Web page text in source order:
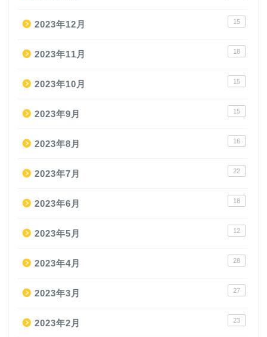
2023年12月 15
2023年11月 18
2023年10月 15
2023年9月 15
2023年8月 16
2023年7月 22
2023年6月 18
2023年5月 12
2023年4月 28
2023年3月 27
2023年2月 23